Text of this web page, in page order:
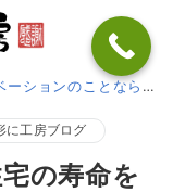
ションのことなら
に工房ブログ
の寿命を